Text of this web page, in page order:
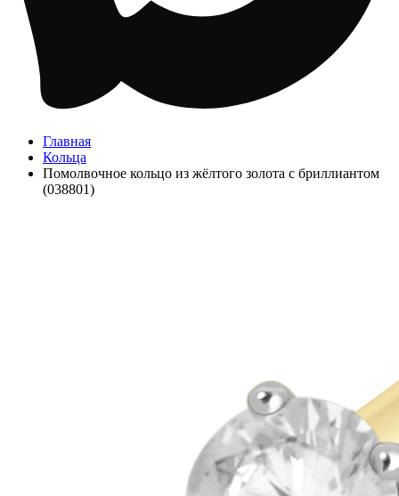
Главная
Кольца
Помолвочное кольцо из жёлтого золота с бриллиантом
(038801)